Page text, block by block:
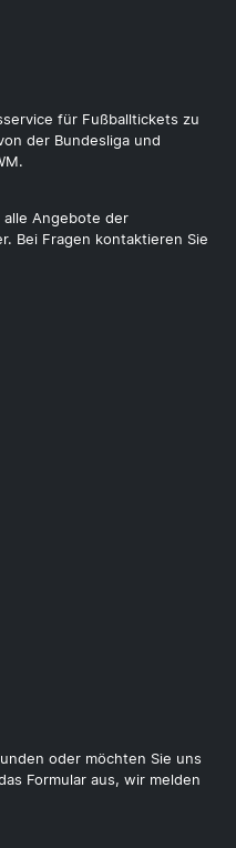
für Fußballtickets zu
der Bundesliga und
alle Angebote der
Bei Fragen kontaktieren Sie
oder möchten Sie uns
Formular aus, wir melden